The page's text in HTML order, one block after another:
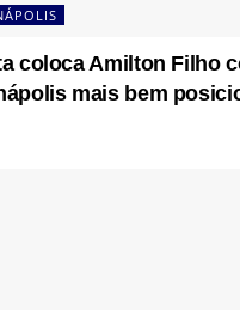
coloca Amilton Filho
mais bem